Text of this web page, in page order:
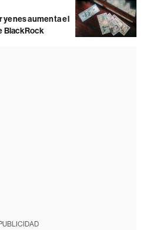
yenes aumenta el
BlackRock
PUBLICIDAD